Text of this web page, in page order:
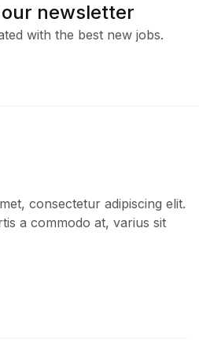
newsletter
with the best new jobs.
consectetur adipiscing elit.
a commodo at, varius sit